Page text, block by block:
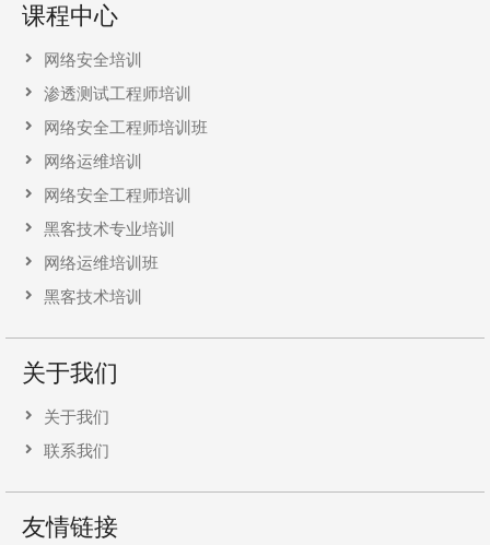
课程中心
网络安全培训
渗透测试工程师培训
网络安全工程师培训班
网络运维培训
网络安全工程师培训
黑客技术专业培训
网络运维培训班
黑客技术培训
关于我们
关于我们
联系我们
友情链接